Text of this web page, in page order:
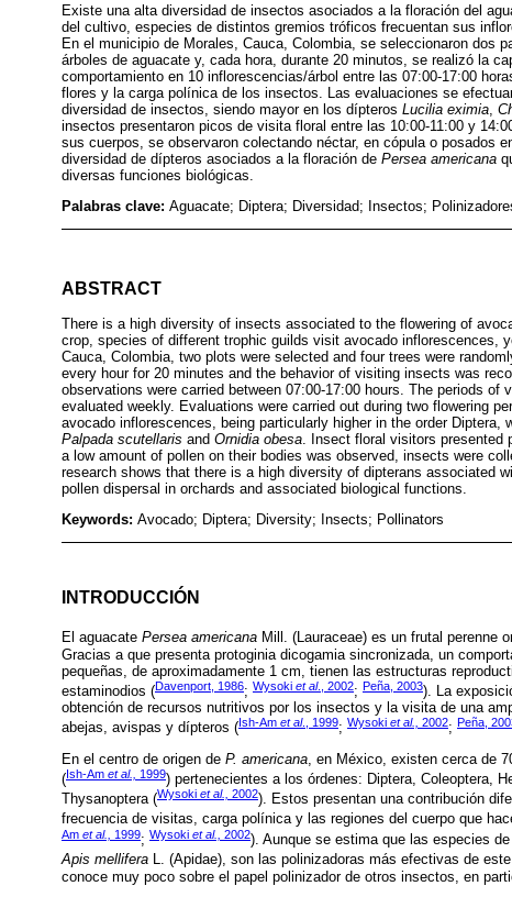
Existe una alta diversidad de insectos asociados a la floración del
del cultivo, especies de distintos gremios tróficos frecuentan sus
En el municipio de Morales, Cauca, Colombia, se seleccionaron dos
árboles de aguacate y, cada hora, durante 20 minutos, se realizó la
comportamiento en 10 inflorescencias/árbol entre las 07:00-17:00
flores y la carga polínica de los insectos. Las evaluaciones se
diversidad de insectos, siendo mayor en los dípteros Lucilia eximia
insectos presentaron picos de visita floral entre las 10:00-11:00 y
sus cuerpos, se observaron colectando néctar, en cópula o posados
diversidad de dípteros asociados a la floración de Persea americana
diversas funciones biológicas.
Palabras clave: Aguacate; Diptera; Diversidad; Insectos;
ABSTRACT
There is a high diversity of insects associated to the flowering of
crop, species of different trophic guilds visit avocado inflorescences,
Cauca, Colombia, two plots were selected and four trees were
every hour for 20 minutes and the behavior of visiting insects was
observations were carried between 07:00-17:00 hours. The periods
evaluated weekly. Evaluations were carried out during two flowering
avocado inflorescences, being particularly higher in the order Diptera,
Palpada scutellaris and Ornidia obesa. Insect floral visitors presented
a low amount of pollen on their bodies was observed, insects were
research shows that there is a high diversity of dipterans associated
pollen dispersal in orchards and associated biological functions.
Keywords: Avocado; Diptera; Diversity; Insects; Pollinators
INTRODUCCIÓN
El aguacate Persea americana Mill. (Lauraceae) es un frutal perenne
Gracias a que presenta protoginia dicogamia sincronizada, un
pequeñas, de aproximadamente 1 cm, tienen las estructuras
estaminodios (Davenport, 1986; Wysoki et al., 2002; Peña, 2003). La
obtención de recursos nutritivos por los insectos y la visita de una
abejas, avispas y dípteros (Ish-Am et al., 1999; Wysoki et al., 2002; Peña,
En el centro de origen de P. americana , en México, existen cerca de
(Ish-Am et al., 1999) pertenecientes a los órdenes: Diptera, Coleoptera,
Thysanoptera (Wysoki et al., 2002). Estos presentan una contribución
frecuencia de visitas, carga polínica y las regiones del cuerpo que
Am et al., 1999; Wysoki et al., 2002). Aunque se estima que las especies
Apis mellifera L. (Apidae), son las polinizadoras más efectivas de
conoce muy poco sobre el papel polinizador de otros insectos, en